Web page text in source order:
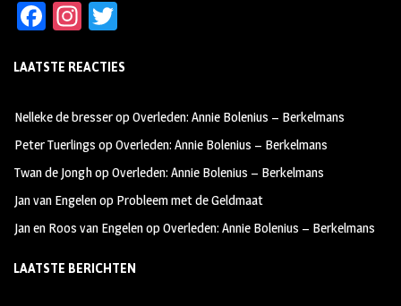
Fa
b
oo
k
In
ag
m
tt
LAATSTE REACTIES
Nelleke de bresseropOverleden: Annie Bolenius – Berkelmans
Peter Tuerlings opOverleden: Annie Bolenius – Berkelmans
Twan de JonghopOverleden: Annie Bolenius – Berkelmans
Jan van Engelenop Probleem met de Geldmaat
Jan en Roos van EngelenopOverleden: Annie Bolenius – Berkelmans
LAATSTE BERICHTEN